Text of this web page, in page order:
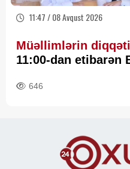
11:47 / 08 Avqust 2026
Müəllimlərin
11:00-dan etibarən
646